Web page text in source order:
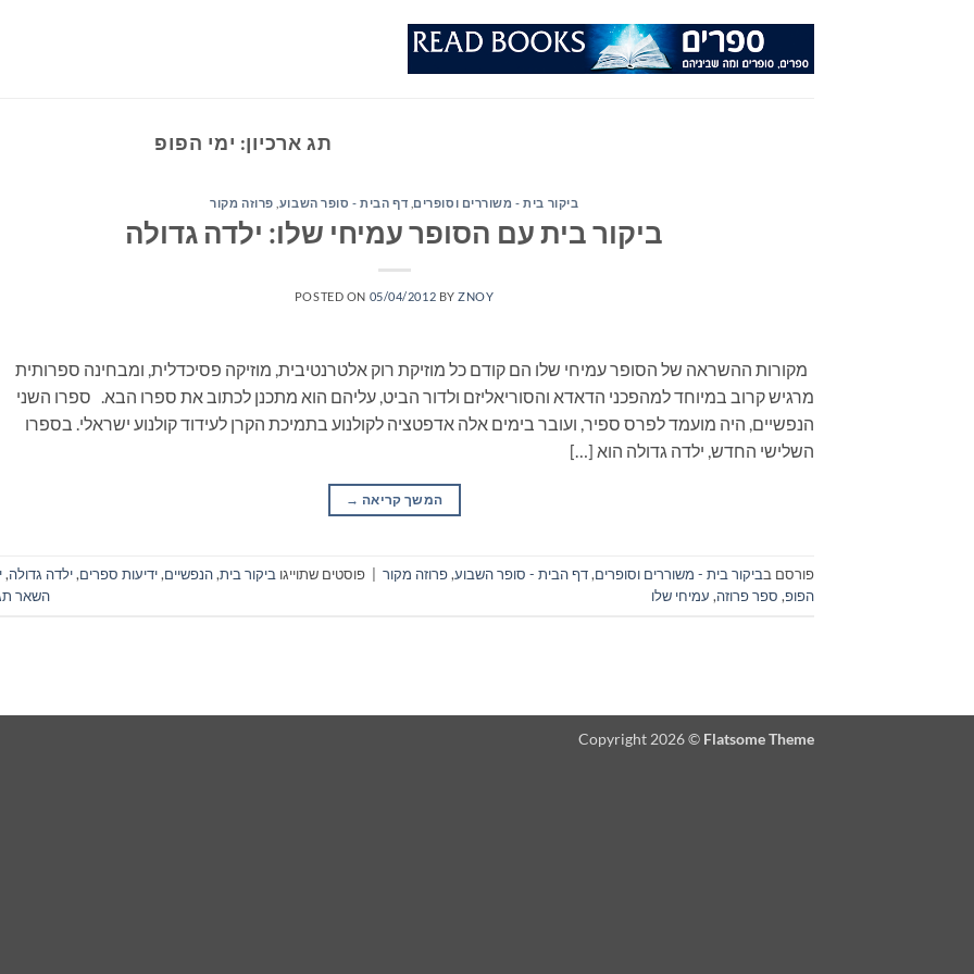
תג ארכיון: ימי הפופ
ביקור בית - משוררים וסופרים דף הבית - סופר השבוע פרוזה מקור
ביקור בית עם הסופר עמיחי שלו: ילדה גדולה
POSTED ON 05/04/2012 BYZNOY
מקורות ההשראה של הסופר עמיחי שלו הם קודם כל מוזיקת רוק אלטרנטיבית, מוזיקה פסיכדלית, ומבחינה ספרותית
מרגיש קרוב במיוחד למהפכני הדאדא והסוריאליזם ולדור הביט, עליהם הוא מתכנן לכתוב את ספרו הבא. ספרו השני
הנפשיים, היה מועמד לפרס ספיר, ועובר בימים אלה אדפטציה לקולנוע בתמיכת הקרן לעידוד קולנוע ישראלי. בספרו
השלישי החדש, ילדה גדולה הוא […]
המשך קריאה →
פורסם בביקור בית - משוררים וסופרים,דף הבית - סופר השבוע,פרוזה מקור פוסטים שתוייגו ביקור בית,הנפשיים,ידיעות ספרים,ילדה גדולה,
הפופ, ספר פרוזה, עמיחי שלו השאר
Copyright 2026 © Flatsome Theme